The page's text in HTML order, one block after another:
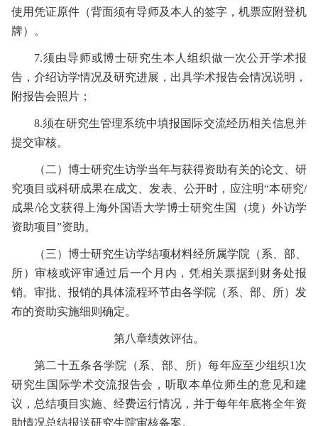
使用凭证原件（背面须有导师及本人的签字，机票应附登机
牌）。
7.须由导师或博士研究生本人组织做一次公开学术报
告，介绍访学情况及研究进展，出具学术报告会情况说明，
附报告会照片；
8.须在研究生管理系统中填报国际交流经历相关信息并
提交审核。
（二） 博士研究生访学当年与获得资助有关的论文、研
究项目或科研成果在成文、发表、公开时，应注明“本研究/
成果/论文获得上海外国语大学博士研究生国（境）外访学
资助项目”资助。
（三） 博士研究生访学结项材料经所属学院（系、部、
所）审核或评审通过后一个月内，凭相关票据到财务处报
销。审批、报销的具体流程环节由各学院（系、部、所）发
布的资助实施细则确定。
第八章绩效评估。
第二十五条各学院（系、部、所）每年应至少组织1 次
研究生国际学术交流报告会，听取本单位师生的意见和建
议，总结项目实施、经费运行情况，并于每年年底将全年资
助情况总结报送研究生院审核备案。